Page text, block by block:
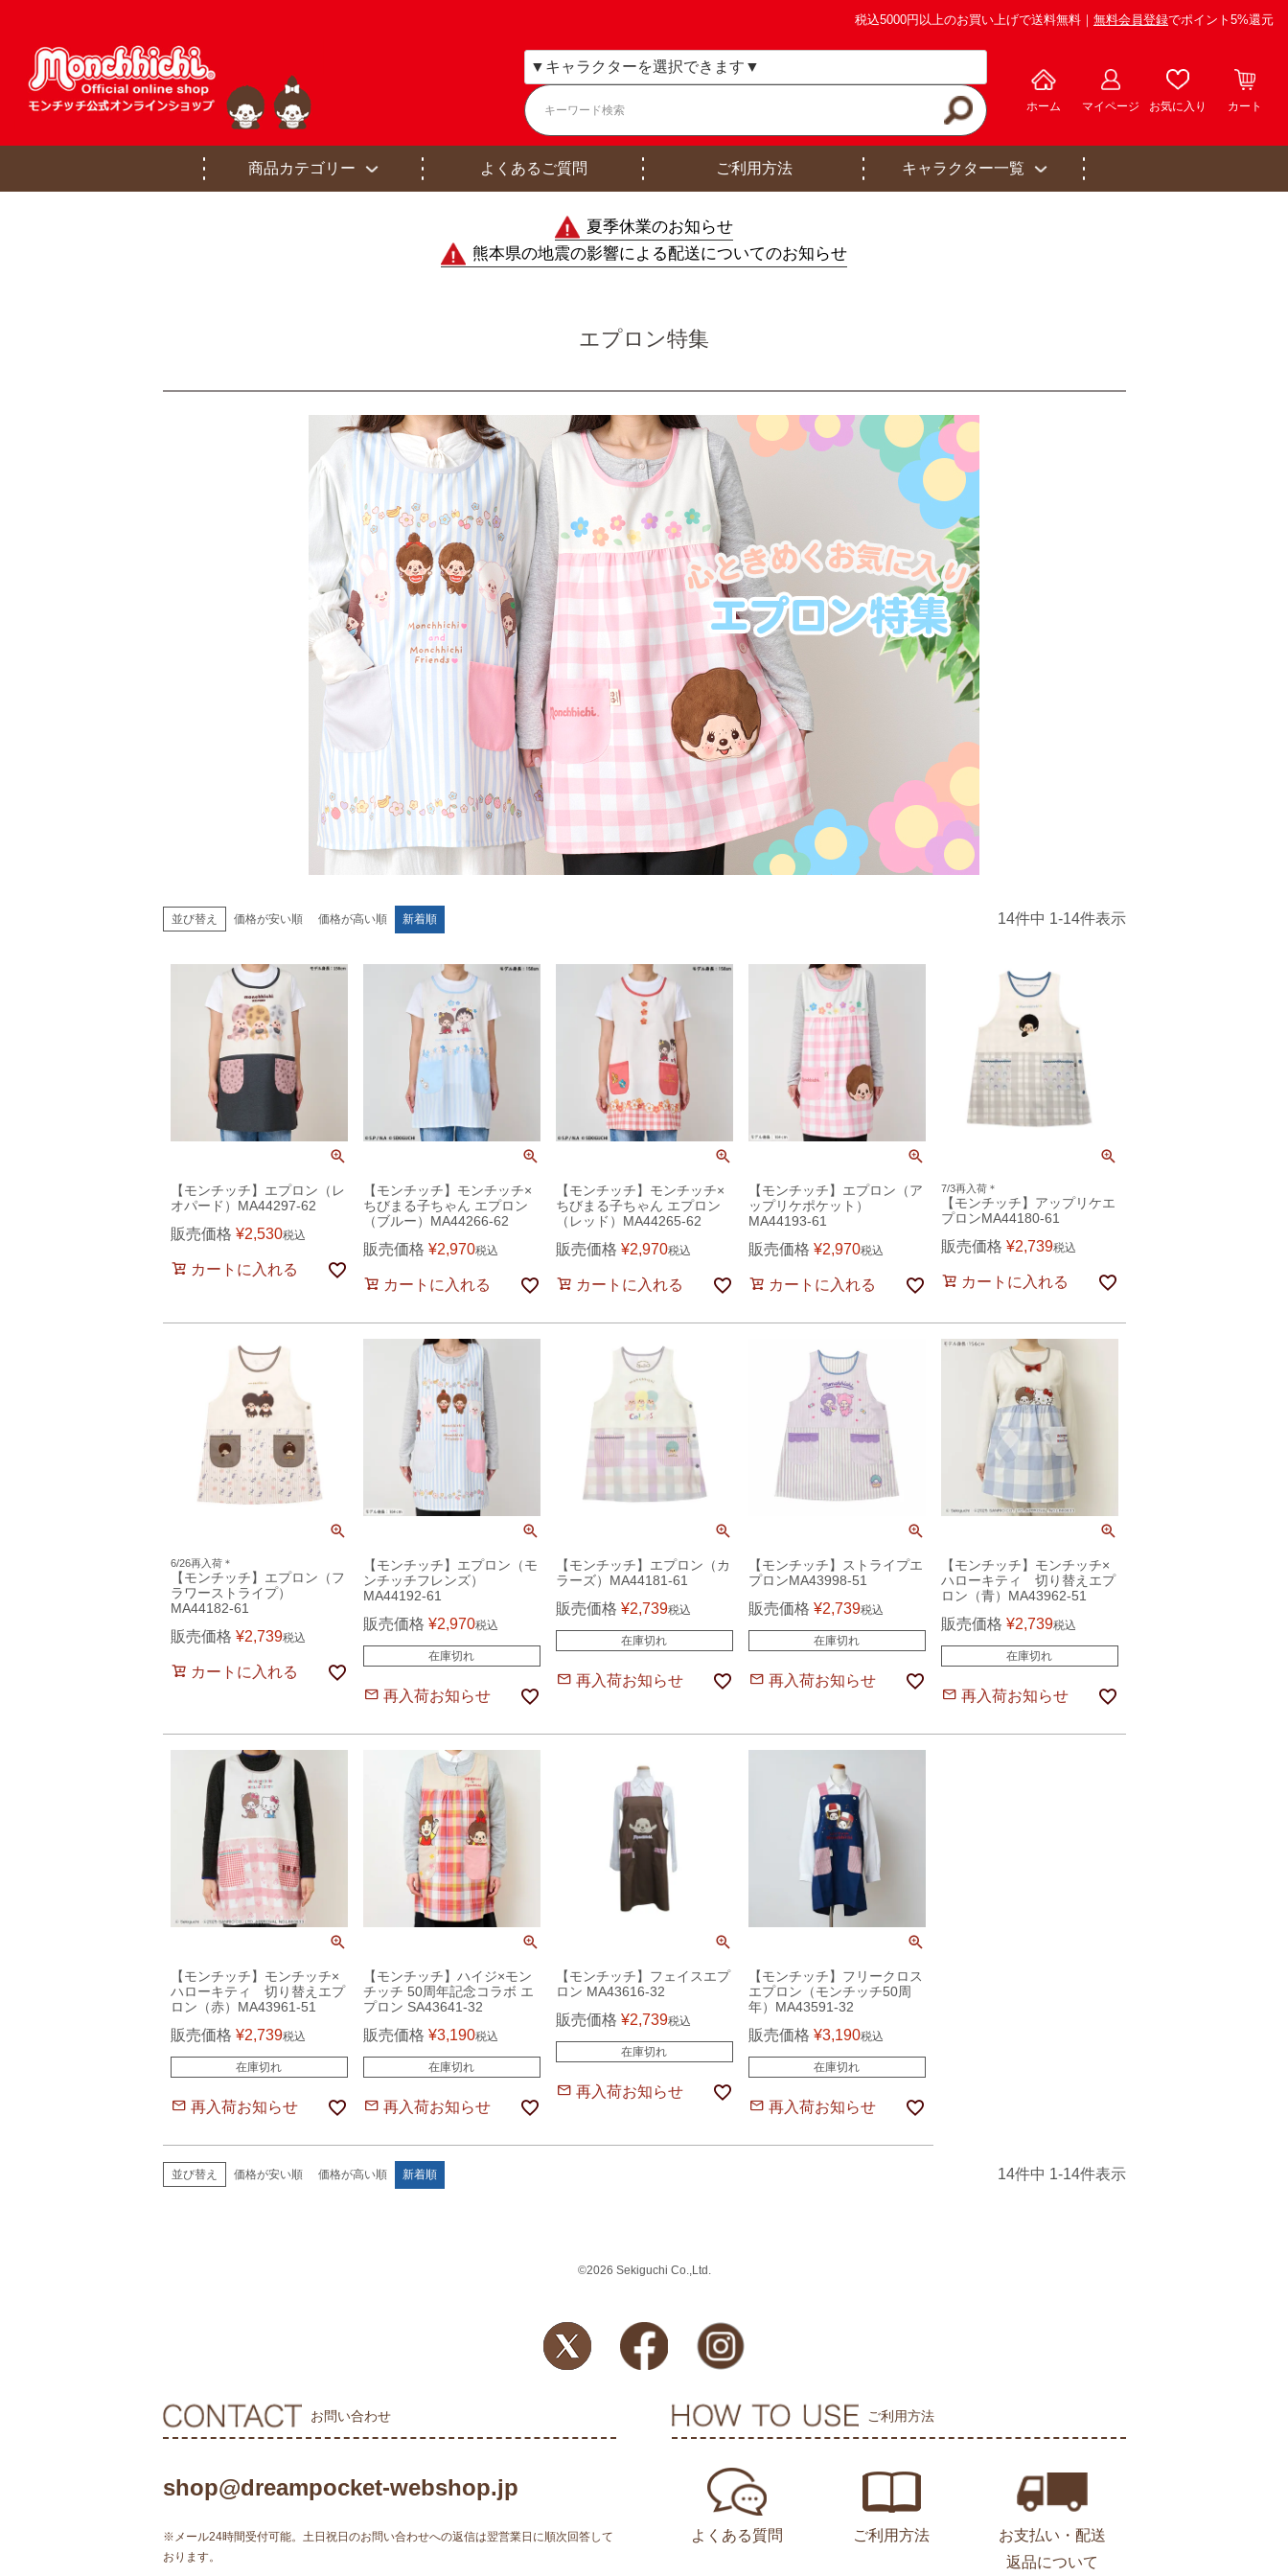
税込5000円以上のお買い上げで送料無料｜ 無料会員登録でポイント5%還元
ホーム マイページ お気に入り カート
商品カテゴリー よくあるご質問 ご利用方法 キャラクター一覧
夏季休業のお知らせ
熊本県の地震の影響による配送についてのお知らせ
エプロン特集
並び替え 価格が安い順 価格が高い順 新着順 14件中 1-14件表示
【モンチッチ】エプロン（レ
オパード）MA44297-62
販売価格 ¥2,530税込
カートに入れる
【モンチッチ】モンチッチ×
ちびまる子ちゃん エプロン
（ブルー）MA44266-62
販売価格 ¥2,970税込
カートに入れる
【モンチッチ】モンチッチ×
ちびまる子ちゃん エプロン
（レッド）MA44265-62
販売価格 ¥2,970税込
カートに入れる
【モンチッチ】エプロン（ア
ップリケポケット）
MA44193-61
販売価格 ¥2,970税込
カートに入れる
7/3再入荷＊
【モンチッチ】アップリケエ
プロンMA44180-61
販売価格 ¥2,739税込
カートに入れる
6/26再入荷＊
【モンチッチ】エプロン（フ
ラワーストライプ）
MA44182-61
販売価格 ¥2,739税込
カートに入れる
【モンチッチ】エプロン（モ
ンチッチフレンズ）
MA44192-61
販売価格 ¥2,970税込
在庫切れ
再入荷お知らせ
【モンチッチ】エプロン（カ
ラーズ）MA44181-61
販売価格 ¥2,739税込
在庫切れ
再入荷お知らせ
【モンチッチ】ストライプエ
プロンMA43998-51
販売価格 ¥2,739税込
在庫切れ
再入荷お知らせ
【モンチッチ】モンチッチ×
ハローキティ 切り替えエプ
ロン（青）MA43962-51
販売価格 ¥2,739税込
在庫切れ
再入荷お知らせ
【モンチッチ】モンチッチ×
ハローキティ 切り替えエプ
ロン（赤）MA43961-51
販売価格 ¥2,739税込
在庫切れ
再入荷お知らせ
【モンチッチ】ハイジ×モン
チッチ 50周年記念コラボ エ
プロン SA43641-32
販売価格 ¥3,190税込
在庫切れ
再入荷お知らせ
【モンチッチ】フェイスエプ
ロン MA43616-32
販売価格 ¥2,739税込
在庫切れ
再入荷お知らせ
【モンチッチ】フリークロス
エプロン（モンチッチ50周
年）MA43591-32
販売価格 ¥3,190税込
在庫切れ
再入荷お知らせ
並び替え 価格が安い順 価格が高い順 新着順 14件中 1-14件表示
©2026 Sekiguchi Co.,Ltd.
お問い合わせ
shop@dreampocket-webshop.jp
※メール24時間受付可能。土日祝日のお問い合わせへの返信は翌営業日に順次回答して
おります。
ご利用方法
よくある質問 ご利用方法
お支払い・配送
返品について